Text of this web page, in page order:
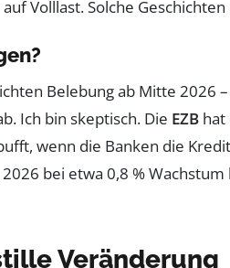
Volllast. Solche
Belebung ab Mitte 2026
Ich bin skeptisch. Die EZB hat
wenn die Banken die
bei etwa 0,8 % Wachstum
Veränderung